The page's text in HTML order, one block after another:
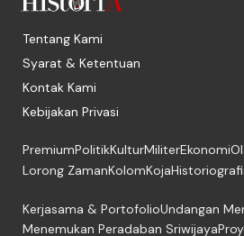
Tentang Kami
Syarat & Ketentuan
Kontak Kami
Kebijakan Privasi
PremiumPolitikKulturMiliterEkonomi
Lorong ZamanKolomKoja
Kerjasama & PortofolioUndangan
Menemukan Peradaban Sriwijaya